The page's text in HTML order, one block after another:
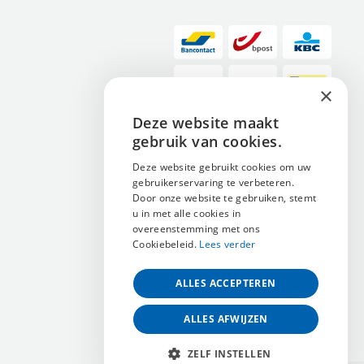
ENGLISH
FRANÇAIS
×
Deze website maakt
gebruik van cookies.
Deze website gebruikt cookies om uw
gebruikerservaring te verbeteren.
Door onze website te gebruiken, stemt
u in met alle cookies in
overeenstemming met ons
Cookiebeleid. Lees verder
ALLES ACCEPTEREN
ALLES AFWIJZEN
ZELF INSTELLEN